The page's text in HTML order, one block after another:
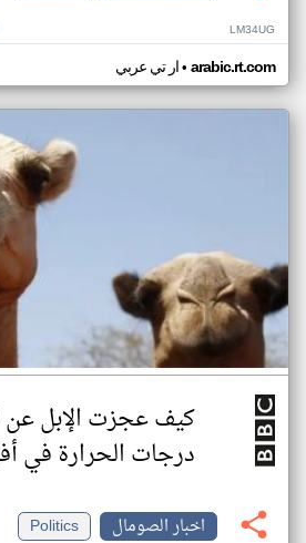
LM34UG
ار تي عربي• arabic.rt.com
كيف عجزت الإبل عن
درجات الحرارة في
اخبار الصومال
Politics